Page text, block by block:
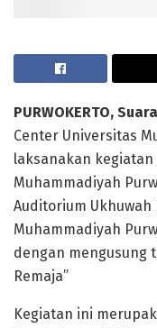
PURWOKERTO,
Center Universitas
laksanakan
Muhammadiyah
Auditorium
Muhammadiyah
dengan mengusung
Remaja”
Kegiatan ini